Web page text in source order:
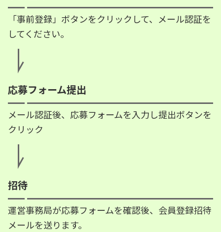
「事前登録」ボタンをクリックして、メール認証を
してください。
応募フォーム提出
メール認証後、応募フォームを入力し提出ボタンを
クリック
招待
運営事務局が応募フォームを確認後、会員登録招待
メールを送ります。